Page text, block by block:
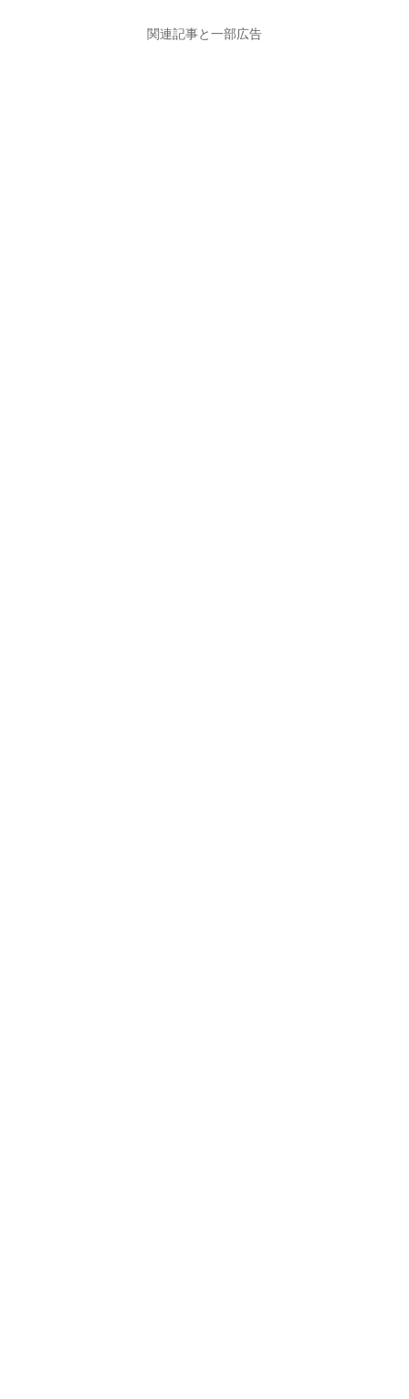
関連記事と一部広告